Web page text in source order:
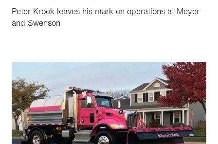
Peter Krook leaves his mark on operations at Meyer
and Swenson